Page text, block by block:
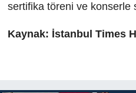
sertifika töreni ve konserle
Kaynak: İstanbul Times